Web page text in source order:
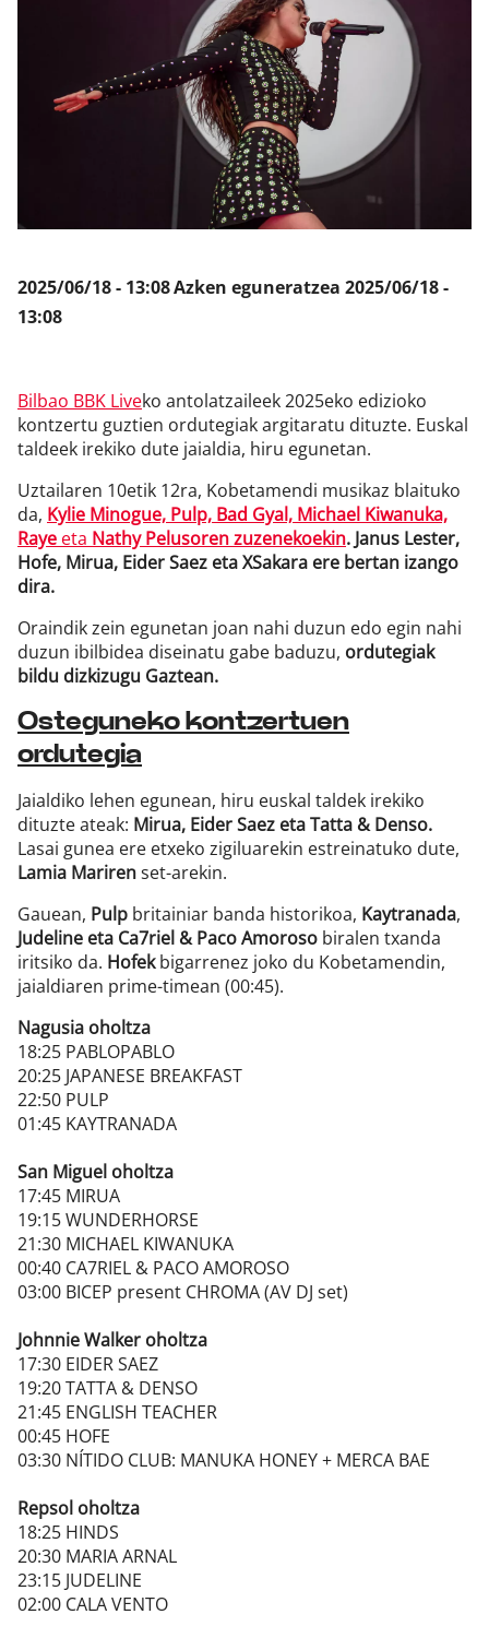
Klisk
2025/06/18 - 13:08Azken eguneratzea 2025/06/18 -
13:08
Bilbao BBK Liveko antolatzaileek 2025eko edizioko
kontzertu guztien ordutegiak argitaratu dituzte. Euskal
taldeek irekiko dute jaialdia, hiru egunetan.
Uztailaren 10etik 12ra, Kobetamendi musikaz blaituko
da, Kylie Minogue, Pulp, Bad Gyal, Michael Kiwanuka,
Raye eta Nathy Pelusoren zuzenekoekin. Janus Lester,
Hofe, Mirua, Eider Saez eta XSakara ere bertan izango
dira.
Oraindik zein egunetan joan nahi duzun edo egin nahi
duzun ibilbidea diseinatu gabe baduzu, ordutegiak
bildu dizkizugu Gaztean.
Osteguneko kontzertuen
ordutegia
Jaialdiko lehen egunean, hiru euskal taldek irekiko
dituzte ateak: Mirua, Eider Saez eta Tatta & Denso.
Lasai gunea ere etxeko zigiluarekin estreinatuko dute,
Lamia Marirenset-arekin.
Gauean, Pulp britainiar banda historikoa, Kaytranada,
Judeline eta Ca7riel & Paco Amoroso biralen txanda
iritsiko da. Hofekbigarrenez joko du Kobetamendin,
jaialdiaren prime-timean (00:45).
Nagusia oholtza
18:25 PABLOPABLO
20:25 JAPANESE BREAKFAST
22:50 PULP
01:45 KAYTRANADA
San Miguel oholtza
17:45 MIRUA
19:15 WUNDERHORSE
21:30 MICHAEL KIWANUKA
00:40 CA7RIEL & PACO AMOROSO
03:00 BICEP present CHROMA (AV DJ set)
Johnnie Walker oholtza
17:30 EIDER SAEZ
19:20 TATTA & DENSO
21:45 ENGLISH TEACHER
00:45 HOFE
03:30 NÍTIDO CLUB: MANUKA HONEY + MERCA BAE
Repsol oholtza
18:25 HINDS
20:30 MARIA ARNAL
23:15 JUDELINE
02:00 CALA VENTO